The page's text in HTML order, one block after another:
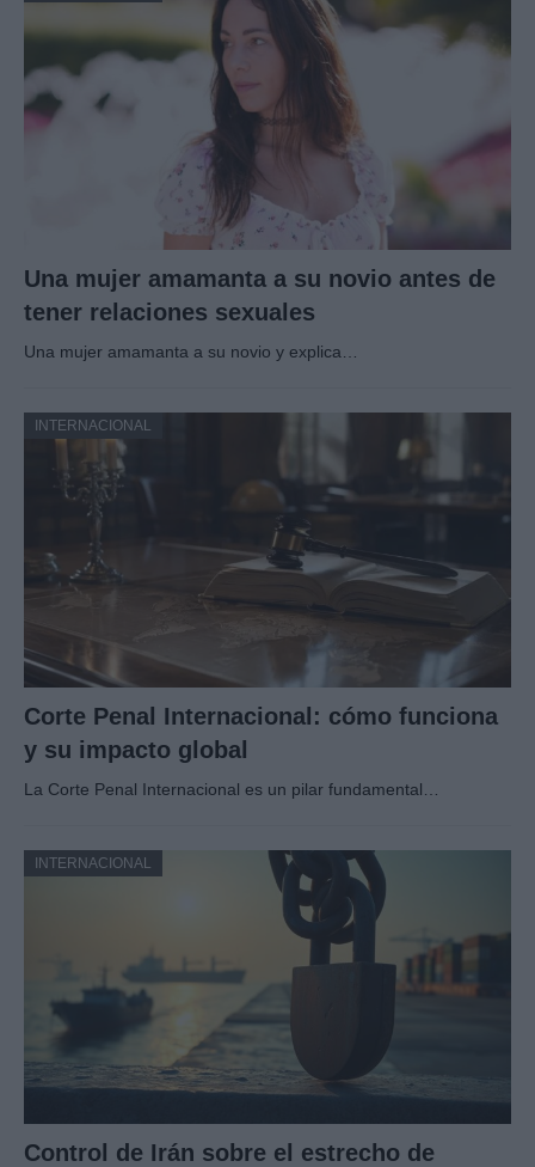
Una mujer amamanta a su novio antes de
tener relaciones sexuales
Una mujer amamanta a su novio y explica…
INTERNACIONAL
Corte Penal Internacional: cómo funciona
y su impacto global
La Corte Penal Internacional es un pilar fundamental…
INTERNACIONAL
Control de Irán sobre el estrecho de